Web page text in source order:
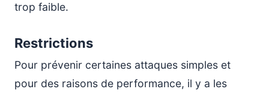
trop faible.
Restrictions
Pour prévenir certaines attaques simples et
pour des raisons de performance, il y a les